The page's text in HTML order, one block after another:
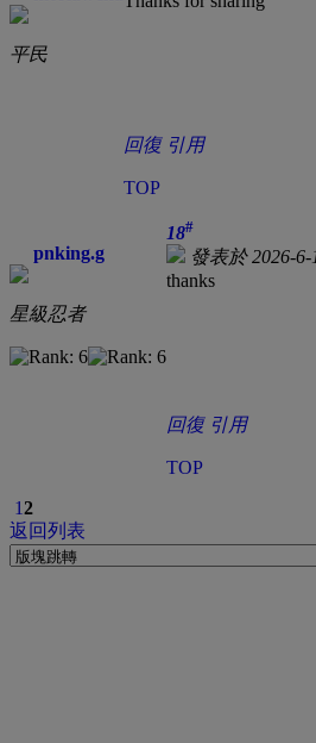
平民
回復 引用
TOP
pnking.g
星級忍者
18#
發表於 2026-
thanks
回復 引用
TOP
12
返回列表